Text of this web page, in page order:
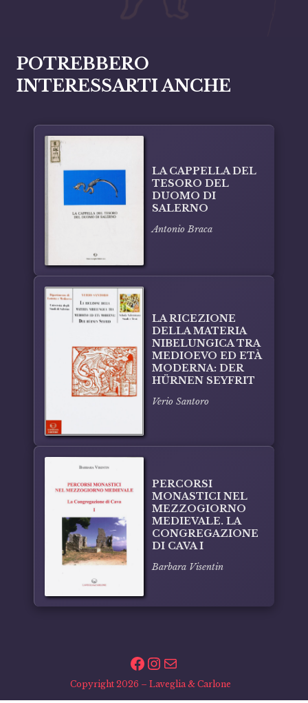
POTREBBERO
INTERESSARTI ANCHE
LA CAPPELLA DEL
TESORO DEL
DUOMO DI
SALERNO
Antonio Braca
LA RICEZIONE
DELLA MATERIA
NIBELUNGICA TRA
MEDIOEVO ED ETÀ
MODERNA: DER
HÜRNEN SEYFRIT
Verio Santoro
PERCORSI
MONASTICI NEL
MEZZOGIORNO
MEDIEVALE. LA
CONGREGAZIONE
DI CAVA I
Barbara Visentin
Facebook
Instagram
Email
Copyright 2026 – Laveglia & Carlone